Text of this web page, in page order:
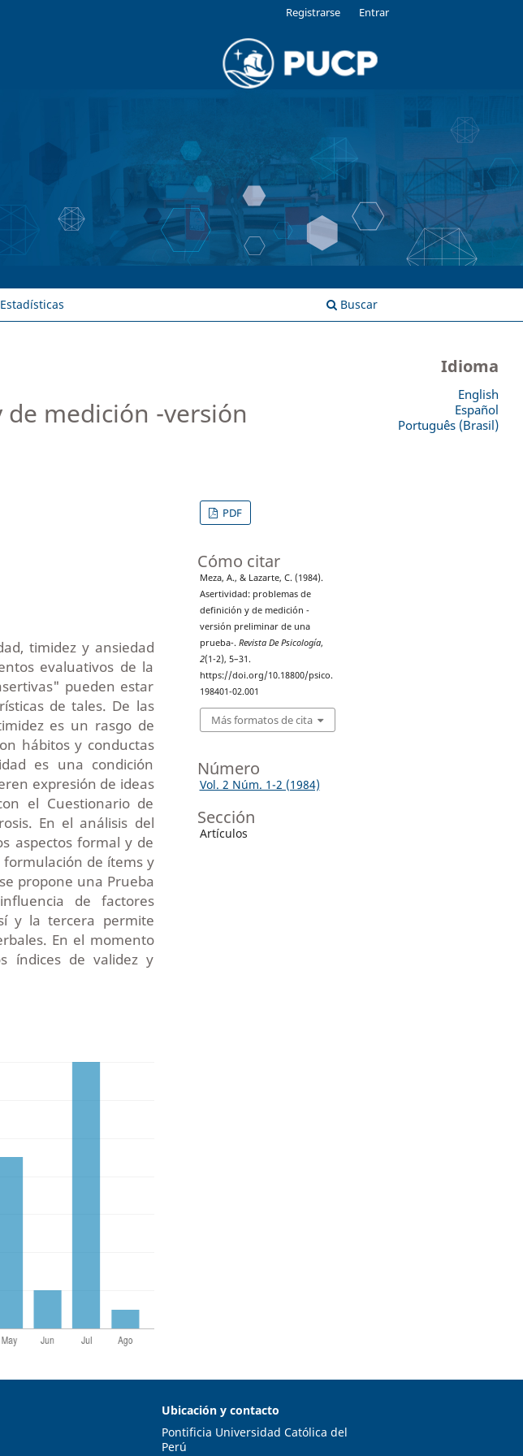
Estadísticas Buscar
Registrarse Entrar
medición -versión
timidez y ansiedad
evaluativos de la
pueden estar
de tales. De las
es un rasgo de
hábitos y conductas
es una condición
expresión de ideas
el Cuestionario de
En el análisis del
aspectos formal y de
de ítems y
propone una Prueba
de factores
y la tercera permite
En el momento
índices de validez y
PDF
Cómo citar
Meza, A., & Lazarte, C. (1984).
Asertividad: problemas de
definición y de medición -
versión preliminar de una
prueba-. Revista De Psicología,
2(1-2), 5–31.
https://doi.org/10.18800/psico.
198401-02.001
Más formatos de cita
Número
Vol. 2 Núm. 1-2 (1984)
Sección
Artículos
Idioma
English
Español
Português (Brasil)
Ubicación y contacto
Pontificia Universidad Católica del
Perú